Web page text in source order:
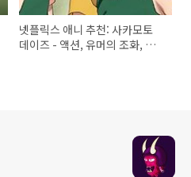
넷플릭스 애니 추천: 사카모토
데이즈 - 액션, 유머의 조화, 특